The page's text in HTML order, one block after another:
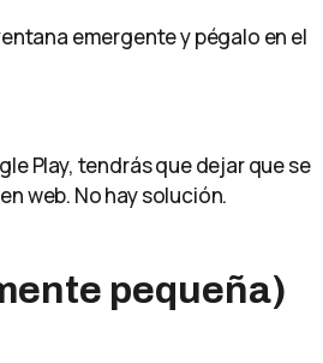
emergente y pégalo en el
Play, tendrás que dejar que se
web. No hay solución.
pequeña)